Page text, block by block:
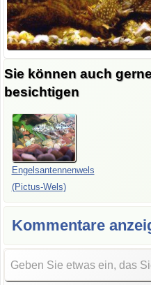
Sie können auch
besichtigen
Engelsantennenwels
(Pictus-Wels)
Kommentare